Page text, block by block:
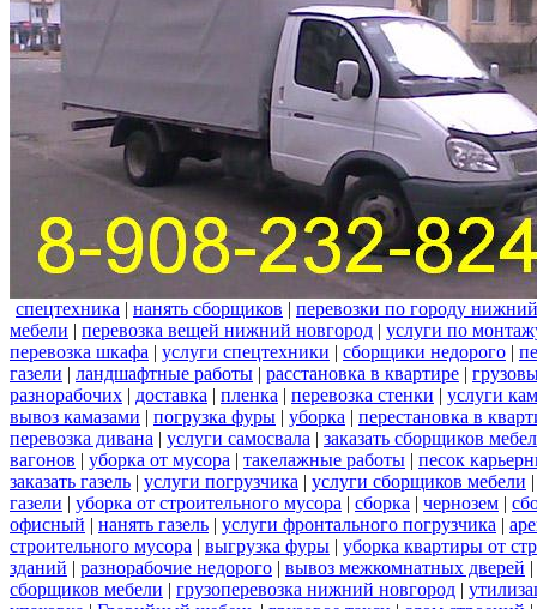
спецтехника | нанять сборщиков | перевозки по городу
мебели | перевозка вещей нижний новгород | услуги по
перевозка шкафа | услуги спецтехники | сборщики недорого |
газели | ландшафтные работы | расстановка в квартире |
разнорабочих | доставка | пленка | перевозка стенки | услуги
вывоз камазами | погрузка фуры | уборка | перестановка в
перевозка дивана | услуги самосвала | заказать сборщиков
вагонов | уборка от мусора | такелажные работы | песок
заказать газель | услуги погрузчика | услуги сборщиков мебели
газели | уборка от строительного мусора | сборка | чернозем |
офисный | нанять газель | услуги фронтального погрузчика |
строительного мусора | выгрузка фуры | уборка квартиры от
зданий | разнорабочие недорого | вывоз межкомнатных дверей |
сборщиков мебели | грузоперевозка нижний новгород |